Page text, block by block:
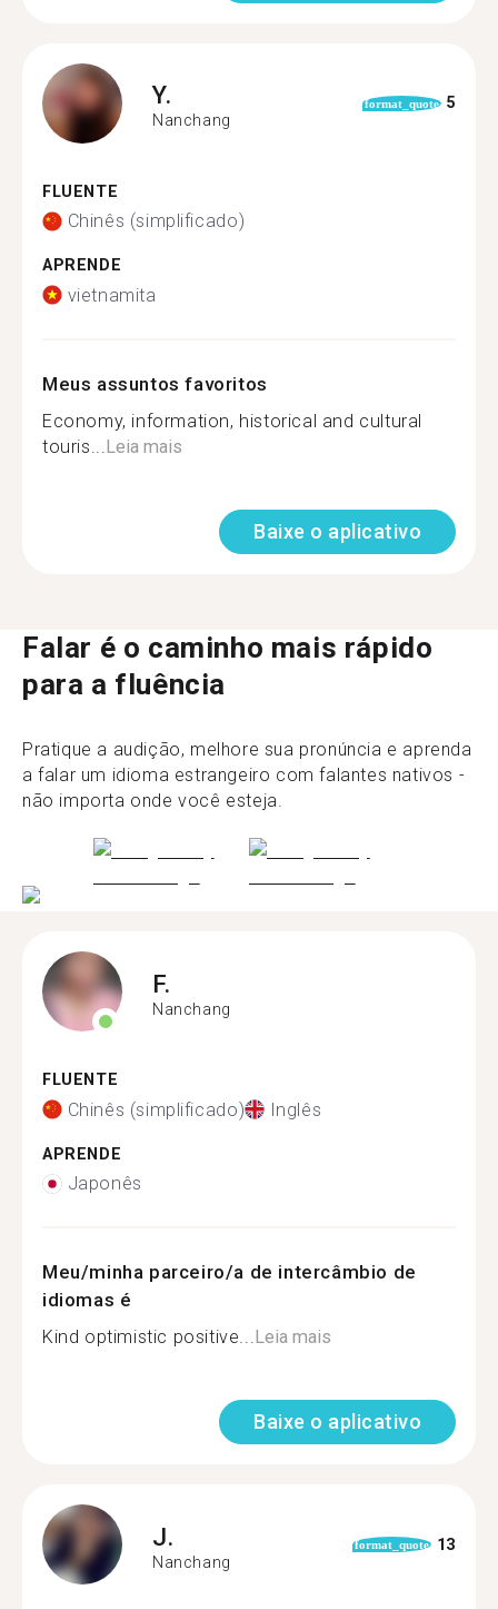
Y.
Nanchang
format_quote 5
FLUENTE
Chinês (simplificado)
APRENDE
vietnamita
Meus assuntos favoritos
Economy, information, historical and cultural
touris... Leia mais
Baixe o aplicativo
Falar é o caminho mais rápido
para a fluência
Pratique a audição, melhore sua pronúncia e aprenda
a falar um idioma estrangeiro com falantes nativos -
não importa onde você esteja.
F.
Nanchang
FLUENTE
Chinês (simplificado) Inglês
APRENDE
Japonês
Meu/minha parceiro/a de intercâmbio de
idiomas é
Kind optimistic positive...Leia mais
Baixe o aplicativo
J.
Nanchang
format_quote 13